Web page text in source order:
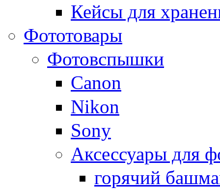
Кейсы для
Фототовары
Фотовспышки
Canon
Nikon
Sony
Аксессуары для
горячий